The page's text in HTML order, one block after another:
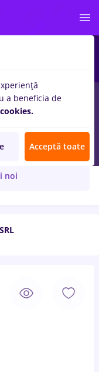
noi
a beneficia de
cookies.
Acceptă toate